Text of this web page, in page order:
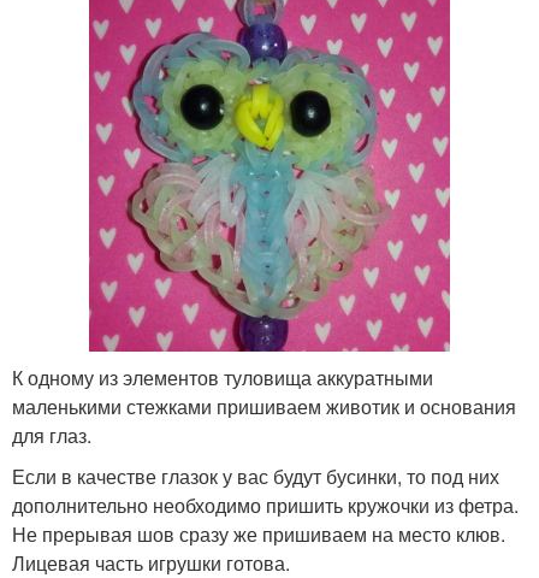
К одному из элементов туловища аккуратными
маленькими стежками пришиваем животик и основания
для глаз.
Если в качестве глазок у вас будут бусинки, то под них
дополнительно необходимо пришить кружочки из фетра.
Не прерывая шов сразу же пришиваем на место клюв.
Лицевая часть игрушки готова.